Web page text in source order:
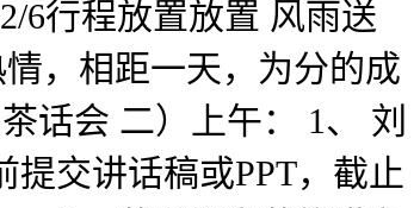
6行程放置放置 风雨送
，相距一天，为分的成
话会 二）上午： 1、 刘
提交讲话稿或PPT，截止